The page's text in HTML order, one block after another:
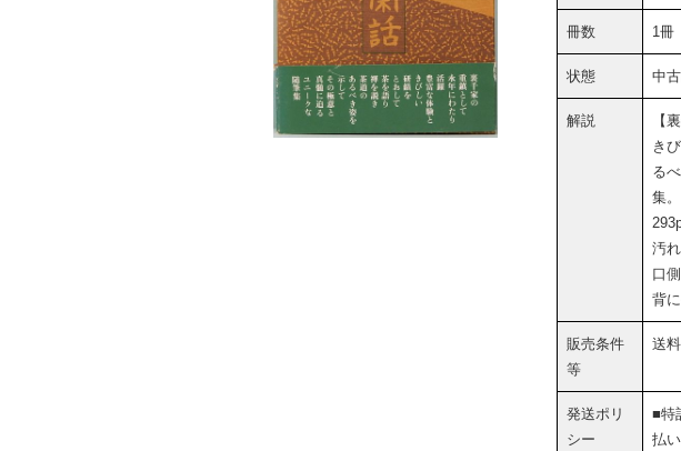
冊数 1冊
状態 中
解説
【
き
る
集
汚
口
背
販売条件
等
送
発送ポリ
シー
■特
払